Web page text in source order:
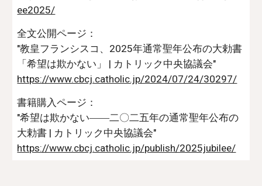
ee2025/
全文公開ページ：
"教皇フランシスコ、2025年通常聖年公布の大勅書
「希望は欺かない」 | カトリック中央協議会"
https://www.cbcj.catholic.jp/2024/07/24/30297/
書籍購入ページ：
"希望は欺かない――二〇二五年の通常聖年公布の
大勅書 | カトリック中央協議会"
https://www.cbcj.catholic.jp/publish/2025jubilee/